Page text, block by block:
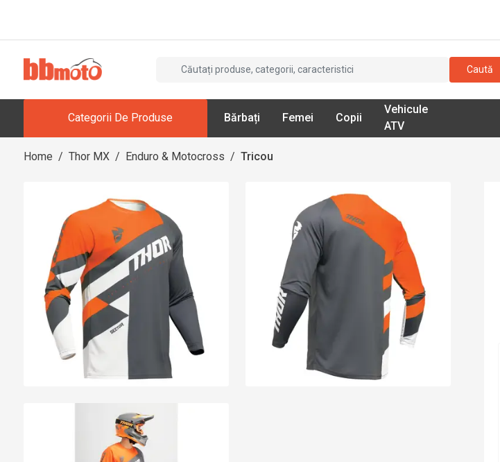
Caută
Categorii De Produse Bărbați Femei Copii
Vehicule
ATV
Home / Thor MX / Enduro & Motocross / Tricou